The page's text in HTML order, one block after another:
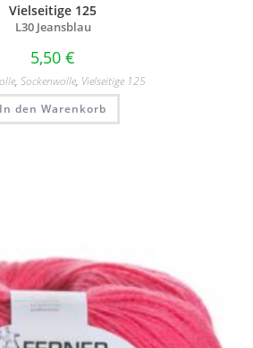
Vielseitige 125
L30 Jeansblau
5,50 €
, Sockenwolle, Vielseitige 125
In den Warenkorb